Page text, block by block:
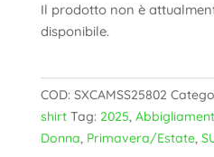
Il prodotto non è
disponibile.
COD: SXCAMSS25802
shirt Tag: 2025,
Donna, Primavera/Estate,